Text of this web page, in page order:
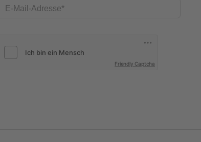
E-Mail-Adresse
Friendly Captcha